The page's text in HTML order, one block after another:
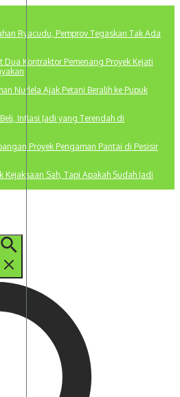
Ryacudu, Pemprov Tegaskan Tak Ada
Kontraktor Pemenang Proyek Kejati
Nurlela Ajak Petani Beralih ke Pupuk
Inflasi Jadi yang Terendah di
Proyek Pengaman Pantai di Pesisir
Sah, Tapi Apakah Sudah Jadi